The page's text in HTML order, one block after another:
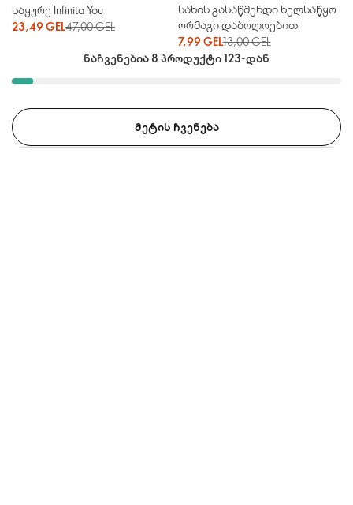
საყურე Infinita You
23,49 GEL47,00 GEL
სახის გასაწმენდი ხელსაწყო
ორმაგი დაბოლოებით
7,99 GEL13,00 GEL
ნაჩვენებია 8 პროდუქტი 123-დან
ᲛᲔᲢᲘᲡ ᲩᲕᲔᲜᲔᲑᲐ